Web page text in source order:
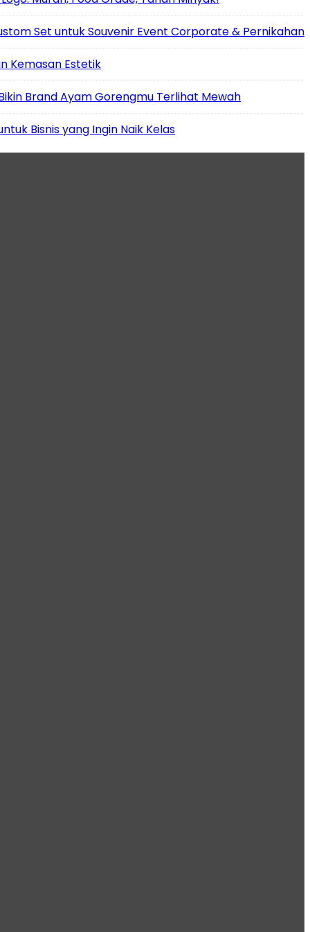
Set untuk Souvenir Event Corporate & Pernikahan
Kemasan Estetik
Brand Ayam Gorengmu Terlihat Mewah
Bisnis yang Ingin Naik Kelas